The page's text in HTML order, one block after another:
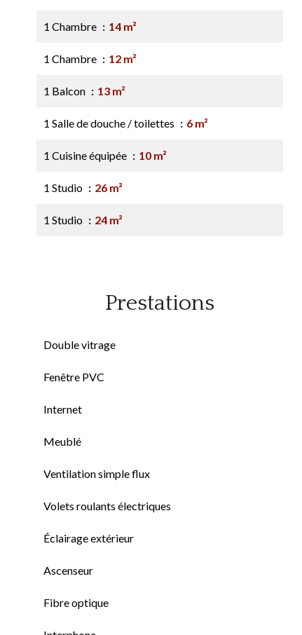
1 Chambre 14 m²
1 Chambre 12 m²
1 Balcon 13 m²
1 Salle de douche / toilettes 6 m²
1 Cuisine équipée 10 m²
1 Studio 26 m²
1 Studio 24 m²
Prestations
Double vitrage
Fenêtre PVC
Internet
Meublé
Ventilation simple flux
Volets roulants électriques
Éclairage extérieur
Ascenseur
Fibre optique